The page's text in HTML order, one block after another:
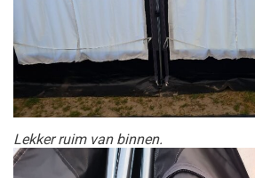
Lekker ruim van binnen.